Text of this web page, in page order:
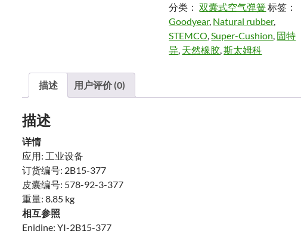
分类：双囊式空气弹簧标签：
Goodyear, Natural rubber,
STEMCO,Super-Cushion, 固特
异, 天然橡胶,斯太姆科
描述 用户评价 (0)
描述
详情
应用: 工业设备
订货编号: 2B15-377
皮囊编号: 578-92-3-377
重量: 8.85 kg
相互参照
Enidine: YI-2B15-377